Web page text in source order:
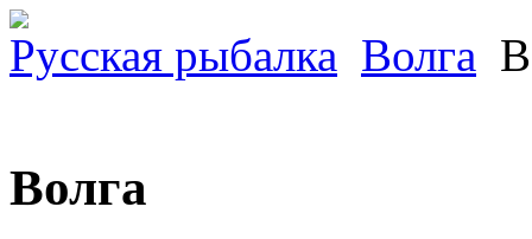
Русская рыбалка Волга
Волга